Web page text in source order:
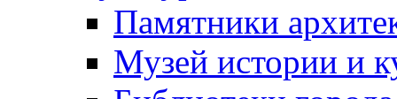
Памятники
Музей истории и